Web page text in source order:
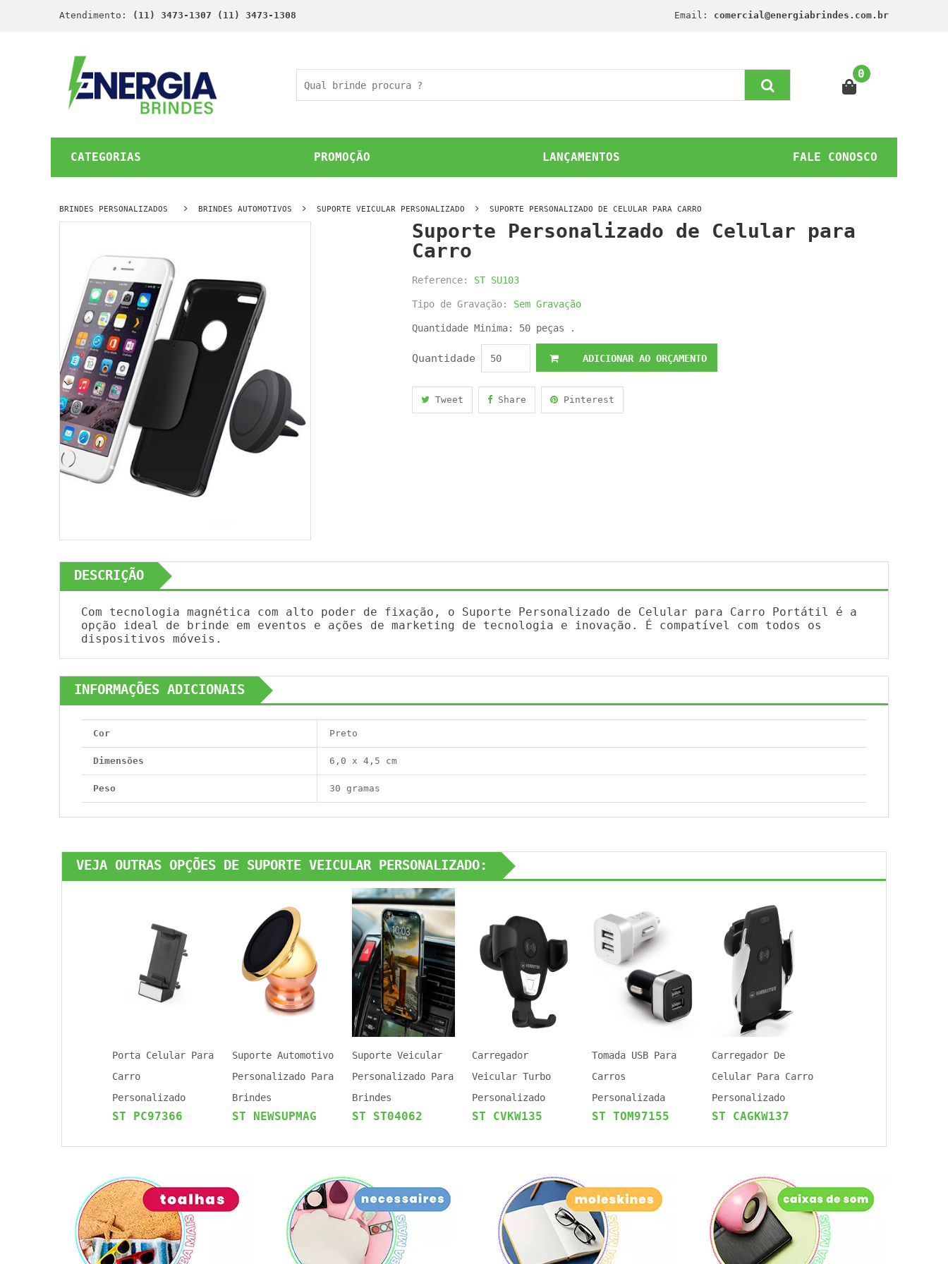
Atendimento: (11) 3473-1307 (11) 3473-1308 Email: comercial@energiabrindes.com.br
0
CATEGORIAS PROMOÇÃO LANÇAMENTOS FALE CONOSCO
BRINDES PERSONALIZADOS BRINDES AUTOMOTIVOS SUPORTE VEICULAR PERSONALIZADO SUPORTE PERSONALIZADO DE CELULAR PARA CARRO
Suporte Personalizado de Celular para
Carro
Reference: ST SU103
Tipo de Gravação: Sem Gravação
Quantidade Minima: 50 peças .
Quantidade ADICIONAR AO ORÇAMENTO
Tweet Share Pinterest
DESCRIÇÃO
Com tecnologia magnética com alto poder de fixação, o Suporte Personalizado de Celular para Carro Portátil é a
opção ideal de brinde em eventos e ações de marketing de tecnologia e inovação. É compatível com todos os
dispositivos móveis.
INFORMAÇÕES ADICIONAIS
Cor Preto
Dimensões 6,0 x 4,5 cm
Peso 30 gramas
VEJA OUTRAS OPÇÕES DE SUPORTE VEICULAR PERSONALIZADO:
Porta Celular Para
Carro
Personalizado
ST PC97366
Suporte Automotivo
Personalizado Para
Brindes
ST NEWSUPMAG
Suporte Veicular
Personalizado Para
Brindes
ST ST04062
Carregador
Veicular Turbo
Personalizado
ST CVKW135
Tomada USB Para
Carros
Personalizada
ST TOM97155
Carregador De
Celular Para Carro
Personalizado
ST CAGKW137